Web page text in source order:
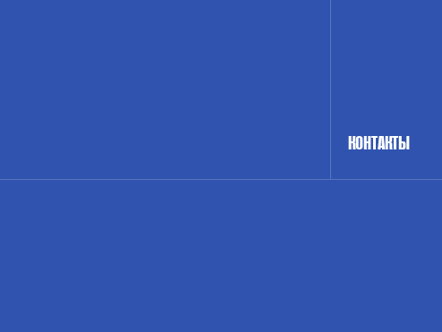
КОНТАКТЫ